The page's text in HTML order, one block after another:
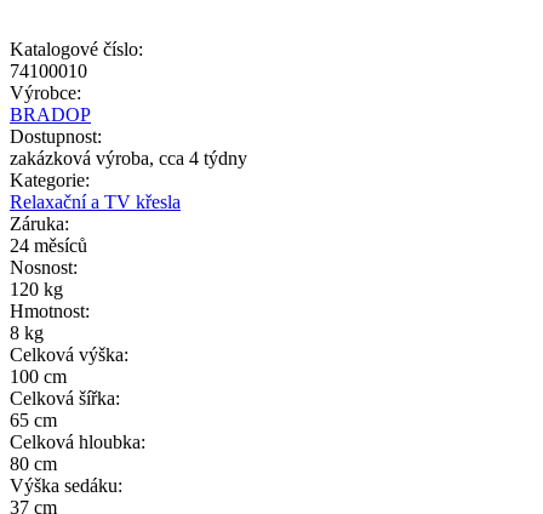
Katalogové číslo:
74100010
Výrobce:
BRADOP
Dostupnost:
zakázková výroba, cca 4 týdny
Kategorie:
Relaxační a TV křesla
Záruka:
24 měsíců
Nosnost:
120 kg
Hmotnost:
8 kg
Celková výška:
100 cm
Celková šířka:
65 cm
Celková hloubka:
80 cm
Výška sedáku:
37 cm